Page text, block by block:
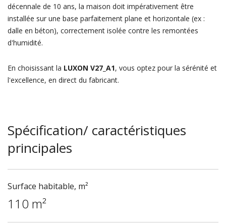
décennale de 10 ans, la maison doit impérativement être
installée sur une base parfaitement plane et horizontale (ex :
dalle en béton), correctement isolée contre les remontées
d'humidité.
En choisissant la LUXON V27_A1, vous optez pour la sérénité et
l'excellence, en direct du fabricant.
Spécification/ caractéristiques
principales
Surface habitable, m²
110 m²